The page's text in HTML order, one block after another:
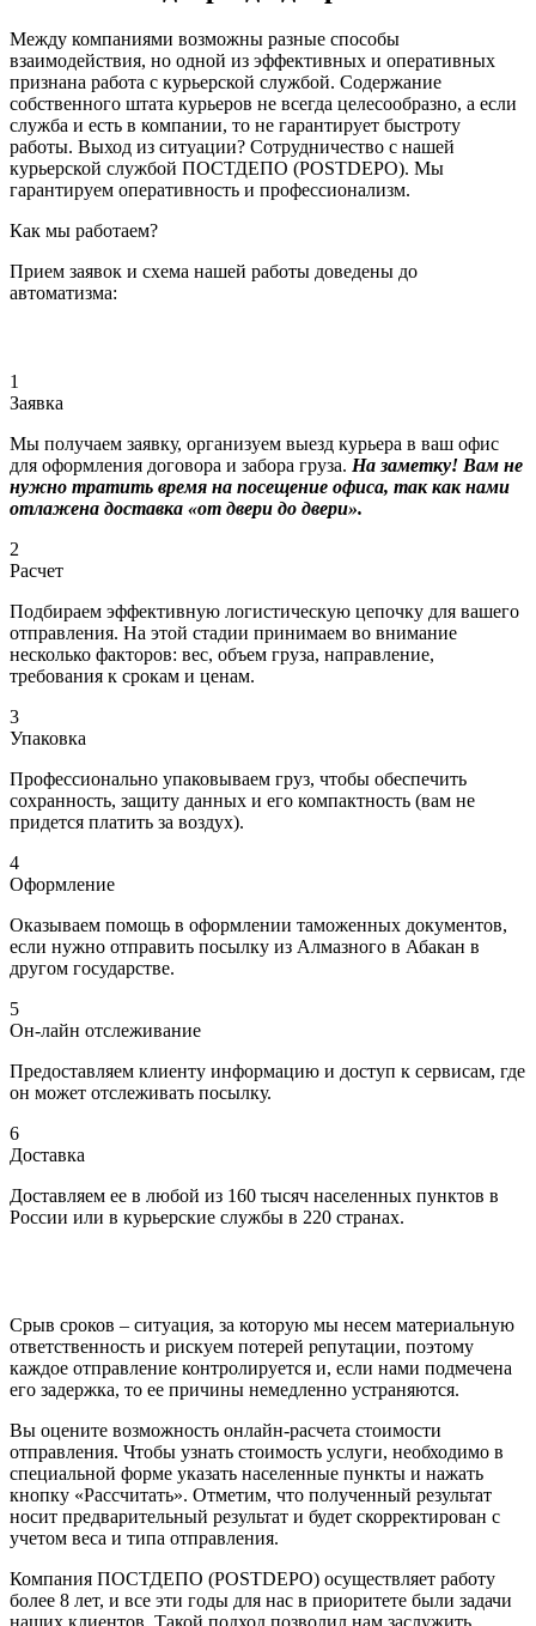
Между компаниями возможны разные способы
взаимодействия, но одной из эффективных и оперативных
признана работа с курьерской службой. Содержание
собственного штата курьеров не всегда целесообразно, а если
служба и есть в компании, то не гарантирует быстроту
работы. Выход из ситуации? Сотрудничество с нашей
курьерской службой ПОСТДЕПО (POSTDEPO). Мы
гарантируем оперативность и профессионализм.
Как мы работаем?
Прием заявок и схема нашей работы доведены до
автоматизма:
1
Заявка
Мы получаем заявку, организуем выезд курьера в ваш офис
для оформления договора и забора груза. На заметку! Вам не
нужно тратить время на посещение офиса, так как нами
отлажена доставка «от двери до двери».
2
Расчет
Подбираем эффективную логистическую цепочку для вашего
отправления. На этой стадии принимаем во внимание
несколько факторов: вес, объем груза, направление,
требования к срокам и ценам.
3
Упаковка
Профессионально упаковываем груз, чтобы обеспечить
сохранность, защиту данных и его компактность (вам не
придется платить за воздух).
4
Оформление
Оказываем помощь в оформлении таможенных документов,
если нужно отправить посылку из Алмазного в Абакан в
другом государстве.
5
Он-лайн отслеживание
Предоставляем клиенту информацию и доступ к сервисам, где
он может отслеживать посылку.
6
Доставка
Доставляем ее в любой из 160 тысяч населенных пунктов в
России или в курьерские службы в 220 странах.
Срыв сроков – ситуация, за которую мы несем материальную
ответственность и рискуем потерей репутации, поэтому
каждое отправление контролируется и, если нами подмечена
его задержка, то ее причины немедленно устраняются.
Вы оцените возможность онлайн-расчета стоимости
отправления. Чтобы узнать стоимость услуги, необходимо в
специальной форме указать населенные пункты и нажать
кнопку «Рассчитать». Отметим, что полученный результат
носит предварительный результат и будет скорректирован с
учетом веса и типа отправления.
Компания ПОСТДЕПО (POSTDEPO) осуществляет работу
более 8 лет, и все эти годы для нас в приоритете были задачи
наших клиентов. Такой подход позволил нам заслужить